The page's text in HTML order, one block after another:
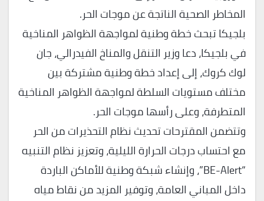
المخاطر الصحية الناتجة عن موجات الحر.
بلجيكا تبحث خطة وطنية لمواجهة الظواهر المناخية
في بلجيكا، دعا وزير التنقل والمناخ الفيدرالي، جان
لوك كروك، إلى إعداد خطة وطنية مشتركة بين
مختلف مستويات السلطة لمواجهة الظواهر المناخية
المتطرفة، وعلى رأسها موجات الحر.
وتتضمن المقترحات تحديث نظام التحذيرات من الحر
مع احتساب درجات الحرارة الليلية، وتعزيز نظام التنبيه
“BE-Alert”، وإنشاء شبكة وطنية للأماكن الباردة
داخل المباني العامة، وتوفير المزيد من نقاط مياه